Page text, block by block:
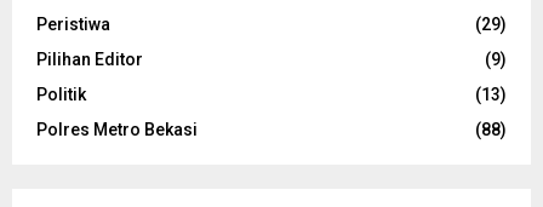
Peristiwa
(29)
Pilihan Editor
(9)
Politik
(13)
Polres Metro Bekasi
(88)